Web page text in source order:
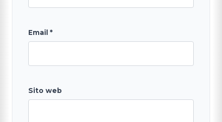
Email *
Sito web